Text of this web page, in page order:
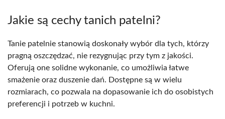
Jakie są cechy tanich patelni?
Tanie patelnie stanowią doskonały wybór dla tych, którzy
pragną oszczędzać, nie rezygnując przy tym z jakości.
Oferują one solidne wykonanie, co umożliwia łatwe
smażenie oraz duszenie dań. Dostępne są w wielu
rozmiarach, co pozwala na dopasowanie ich do osobistych
preferencji i potrzeb w kuchni.